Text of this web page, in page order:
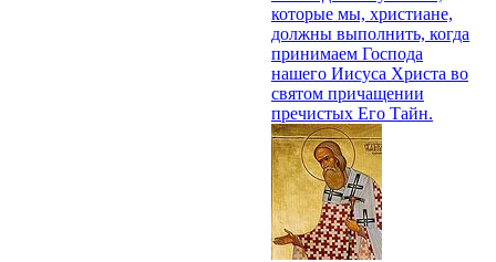
которые мы, христиане,
должны выполнить, когда
принимаем Господа
нашего Иисуса Христа во
святом причащении
пречистых Его Тайн.